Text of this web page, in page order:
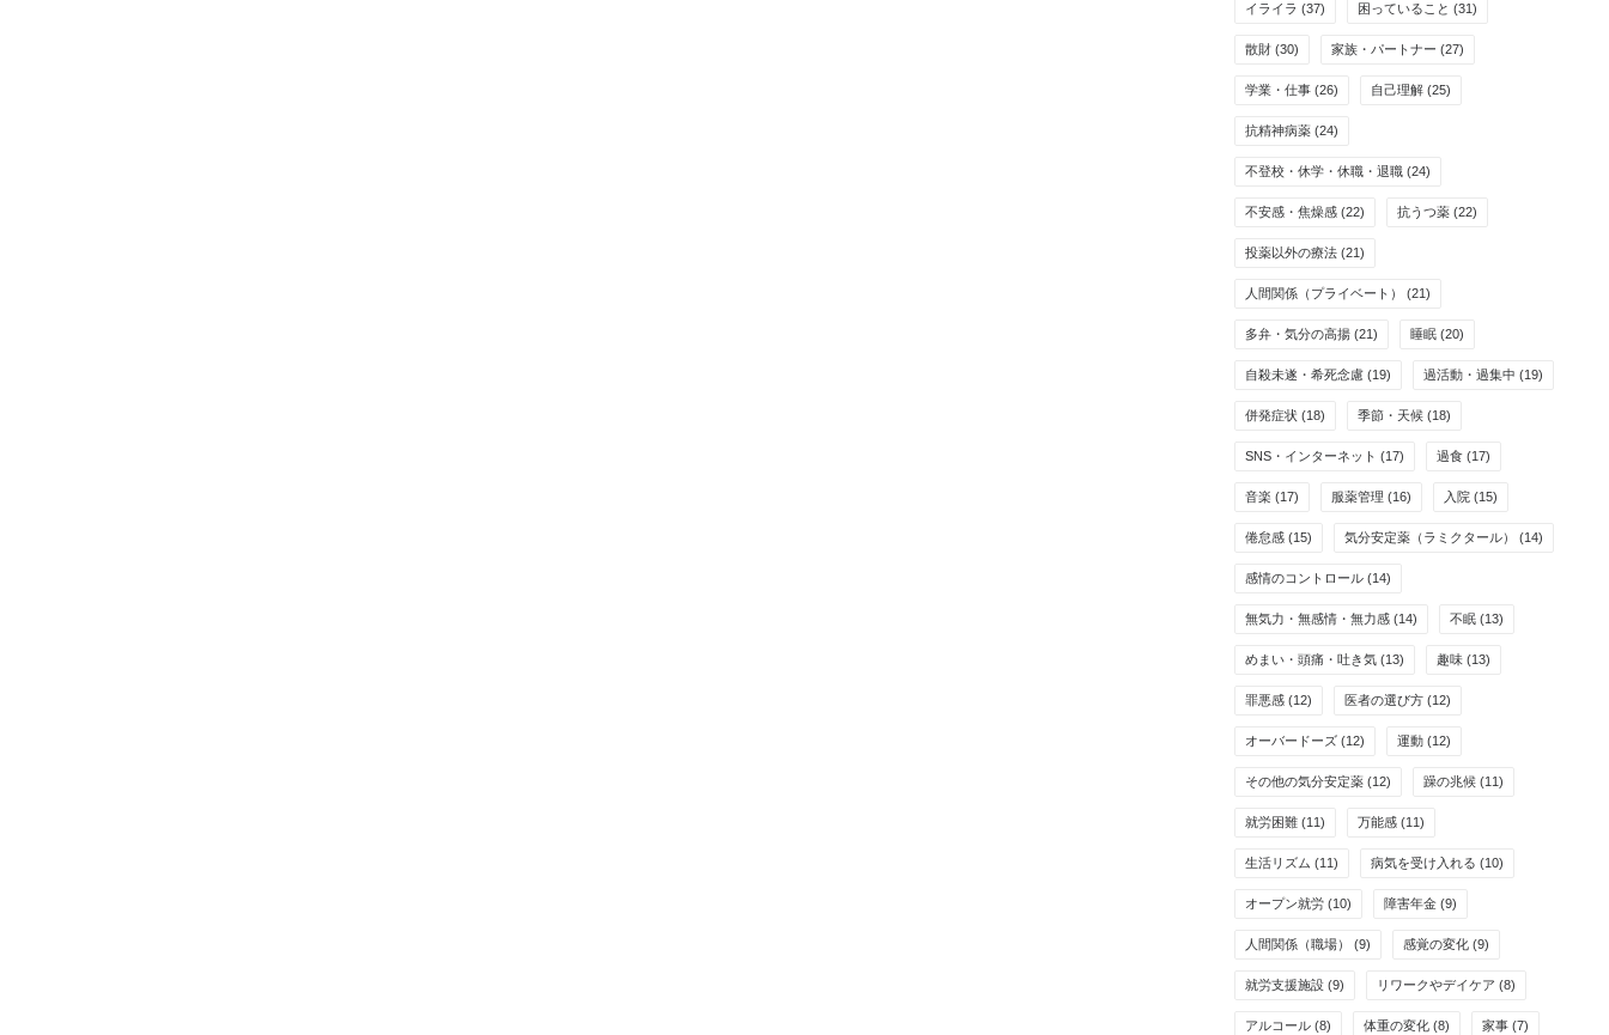
イライラ (37) 困っていること (31)
散財 (30) 家族・パートナー (27)
学業・仕事 (26) 自己理解 (25)
抗精神病薬 (24)
不登校・休学・休職・退職 (24)
不安感・焦燥感 (22) 抗うつ薬 (22)
投薬以外の療法 (21)
人間関係（プライベート） (21)
多弁・気分の高揚 (21) 睡眠 (20)
自殺未遂・希死念慮 (19) 過活動・過集中 (19)
併発症状 (18) 季節・天候 (18)
SNS・インターネット (17) 過食 (17)
音楽 (17) 服薬管理 (16) 入院 (15)
倦怠感 (15) 気分安定薬（ラミクタール） (14)
感情のコントロール (14)
無気力・無感情・無力感 (14) 不眠 (13)
めまい・頭痛・吐き気 (13) 趣味 (13)
罪悪感 (12) 医者の選び方 (12)
オーバードーズ (12) 運動 (12)
その他の気分安定薬 (12) 躁の兆候 (11)
就労困難 (11) 万能感 (11)
生活リズム (11) 病気を受け入れる (10)
オープン就労 (10) 障害年金 (9)
人間関係（職場） (9) 感覚の変化 (9)
就労支援施設 (9) リワークやデイケア (8)
アルコール (8) 体重の変化 (8) 家事 (7)